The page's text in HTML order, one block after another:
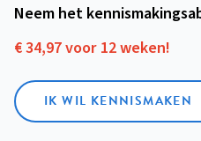
Neem het
€ 34,97 voor 12 weken!
IK WIL KENNISMAKEN